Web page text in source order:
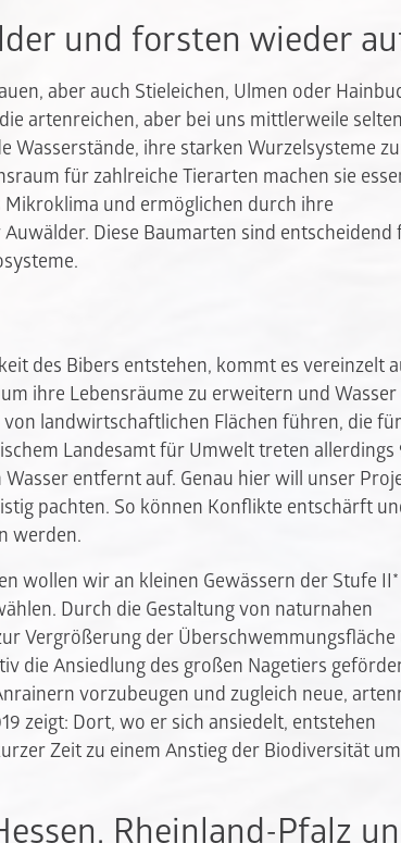
und forsten wieder
aber auch Stieleichen, Ulmen oder
artenreichen, aber bei uns mittlerweile
Wasserstände, ihre starken Wurzelsysteme
für zahlreiche Tierarten machen sie
Mikroklima und ermöglichen durch ihre
Diese Baumarten sind entscheidend
des Bibers entstehen, kommt es vereinzelt
ihre Lebensräume zu erweitern und Wasser
landwirtschaftlichen Flächen führen, die
Landesamt für Umwelt treten allerdings
entfernt auf. Genau hier will unser
pachten. So können Konflikte entschärft
werden.
wollen wir an kleinen Gewässern der Stufe II*
Durch die Gestaltung von naturnahen
Vergrößerung der Überschwemmungsfläche
die Ansiedlung des großen Nagetiers
vorzubeugen und zugleich neue,
zeigt: Dort, wo er sich ansiedelt, entstehen
Zeit zu einem Anstieg der Biodiversität
Rheinland-Pfalz